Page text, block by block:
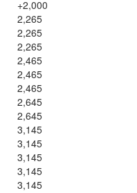
+2,000
2,265
2,265
2,265
2,465
2,465
2,465
2,645
2,645
3,145
3,145
3,145
3,145
3,145